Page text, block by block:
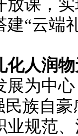
放课，
“云端
化人润
为中心
族自
规范